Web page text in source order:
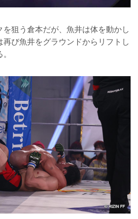
を狙う倉本だが、魚井は体を動かし
び魚井をグラウンドからリフトし